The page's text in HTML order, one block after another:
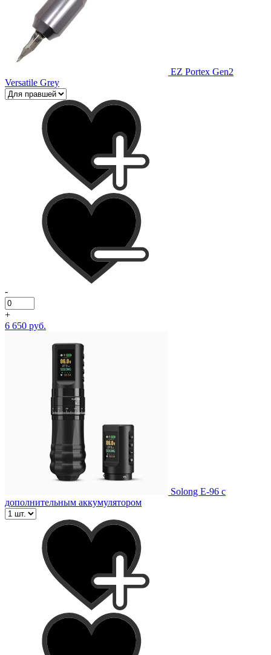
EZ Portex Gen2
Versatile Grey
-
+
6 650 руб.
Solong E-96 с
дополнительным аккумулятором